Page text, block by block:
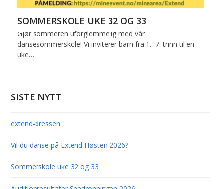
SOMMERSKOLE UKE 32 OG 33
Gjør sommeren uforglemmelig med vår
dansesommerskole! Vi inviterer barn fra 1.–7. trinn til en
uke…
SISTE NYTT
extend-dressen
Vil du danse på Extend Høsten 2026?
Sommerskole uke 32 og 33